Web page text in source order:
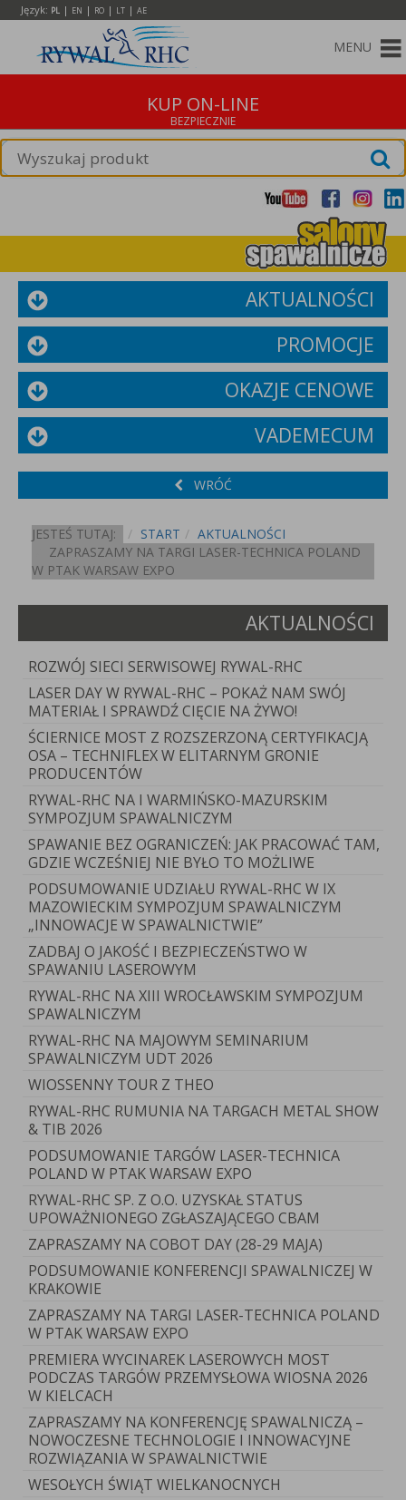
Język: PL | EN | RO | LT | AE
MENU
KUP ON-LINE
AKTUALNOŚCI
PROMOCJE
OKAZJE CENOWE
VADEMECUM
WRÓĆ
JESTEŚ TUTAJ: START
AKTUALNOŚCI
ZAPRASZAMY NA TARGI LASER-TECHNICA POLAND
W PTAK WARSAW EXPO
AKTUALNOŚCI
ROZWÓJ SIECI SERWISOWEJ RYWAL-RHC
LASER DAY W RYWAL-RHC – POKAŻ NAM SWÓJ
MATERIAŁ I SPRAWDŹ CIĘCIE NA ŻYWO!
ŚCIERNICE MOST Z ROZSZERZONĄ CERTYFIKACJĄ
OSA – TECHNIFLEX W ELITARNYM GRONIE
PRODUCENTÓW
RYWAL-RHC NA I WARMIŃSKO-MAZURSKIM
SYMPOZJUM SPAWALNICZYM
SPAWANIE BEZ OGRANICZEŃ: JAK PRACOWAĆ TAM,
GDZIE WCZEŚNIEJ NIE BYŁO TO MOŻLIWE
PODSUMOWANIE UDZIAŁU RYWAL-RHC W IX
MAZOWIECKIM SYMPOZJUM SPAWALNICZYM
„INNOWACJE W SPAWALNICTWIE”
ZADBAJ O JAKOŚĆ I BEZPIECZEŃSTWO W
SPAWANIU LASEROWYM
RYWAL-RHC NA XIII WROCŁAWSKIM SYMPOZJUM
SPAWALNICZYM
RYWAL-RHC NA MAJOWYM SEMINARIUM
SPAWALNICZYM UDT 2026
WIOSSENNY TOUR Z THEO
RYWAL-RHC RUMUNIA NA TARGACH METAL SHOW
& TIB 2026
PODSUMOWANIE TARGÓW LASER-TECHNICA
POLAND W PTAK WARSAW EXPO
RYWAL-RHC SP. Z O.O. UZYSKAŁ STATUS
UPOWAŻNIONEGO ZGŁASZAJĄCEGO CBAM
ZAPRASZAMY NA COBOT DAY (28-29 MAJA)
PODSUMOWANIE KONFERENCJI SPAWALNICZEJ W
KRAKOWIE
ZAPRASZAMY NA TARGI LASER-TECHNICA POLAND
W PTAK WARSAW EXPO
PREMIERA WYCINAREK LASEROWYCH MOST
PODCZAS TARGÓW PRZEMYSŁOWA WIOSNA 2026
W KIELCACH
ZAPRASZAMY NA KONFERENCJĘ SPAWALNICZĄ –
NOWOCZESNE TECHNOLOGIE I INNOWACYJNE
ROZWIĄZANIA W SPAWALNICTWIE
WESOŁYCH ŚWIĄT WIELKANOCNYCH